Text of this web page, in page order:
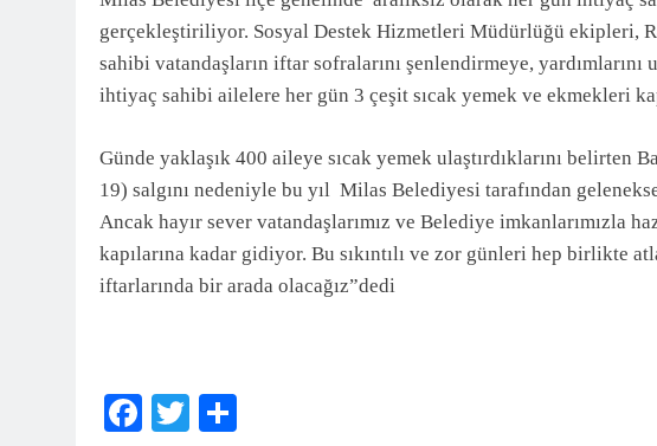
3 Ay Önce
gerçekleştiriliyor. Sosyal Destek Hizmetleri Müdürlüğü ekipleri,
sahibi vatandaşların iftar sofralarını şenlendirmeye,
ihtiyaç sahibi ailelere her gün 3 çeşit sıcak yemek ve ekmekleri
Günde yaklaşık 400 aileye sıcak yemek ulaştırdıklarını
19) salgını nedeniyle bu yıl Milas Belediyesi tarafından
Ancak hayır sever vatandaşlarımız ve Belediye imkanlarımızla
kapılarına kadar gidiyor. Bu sıkıntılı ve zor günleri hep birlikte
iftarlarında bir arada olacağız”dedi
Facebook
Twitter